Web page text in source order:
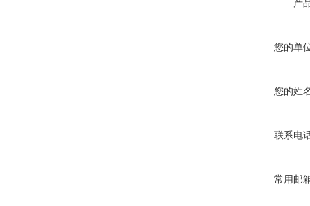
产
您的单
您的姓
联系电
常用邮